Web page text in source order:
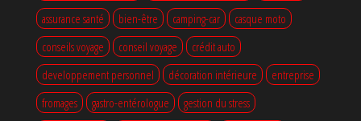
assurance santé
bien-être camping-car
casque moto
conseils voyage
conseil voyage
crédit auto
developpement personnel
décoration intérieure
entreprise
fromages
gastro-entérologue
gestion du stress